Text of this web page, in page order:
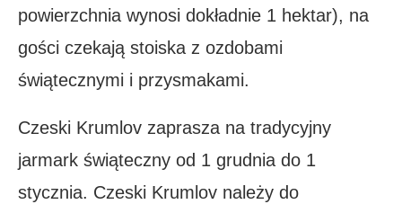
powierzchnia wynosi dokładnie 1 hektar), na
gości czekają stoiska z ozdobami
świątecznymi i przysmakami.
Czeski Krumlov zaprasza na tradycyjny
jarmark świąteczny od 1 grudnia do 1
stycznia. Czeski Krumlov należy do